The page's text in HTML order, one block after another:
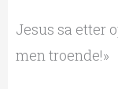
Jesus sa etter
men troende!»